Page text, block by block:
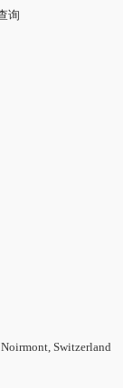
询
Noirmont, Switzerland